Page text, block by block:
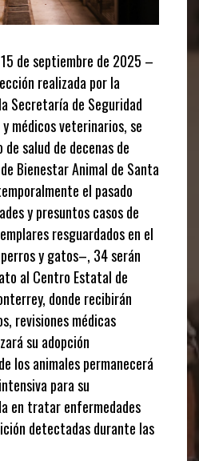
de septiembre de 2025 –
realizada por la
Secretaría de Seguridad
médicos veterinarios, se
salud de decenas de
Bienestar Animal de Santa
el pasado
y presuntos casos de
resguardados en el
y gatos–, 34 serán
al Centro Estatal de
donde recibirán
revisiones médicas
su adopción
los animales permanecerá
para su
en tratar enfermedades
detectadas durante las